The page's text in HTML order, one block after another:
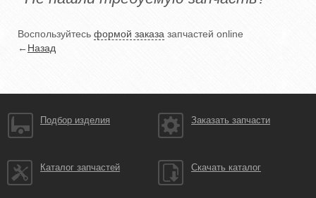
Воспользуйтесь формой заказа запчастей online
←Назад
Подбор изделия Заказать запчасти
Каталог запчастей Скачать каталог